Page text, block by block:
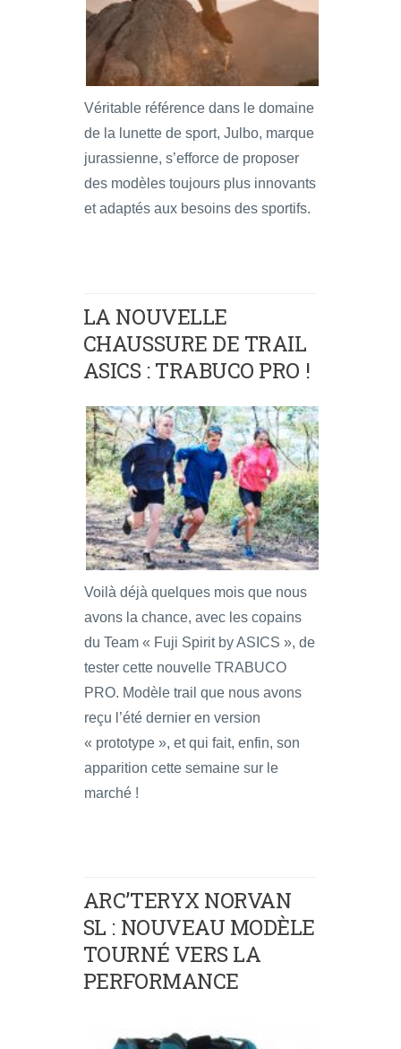
Véritable référence dans le domaine
de la lunette de sport, Julbo, marque
jurassienne, s’efforce de proposer
des modèles toujours plus innovants
et adaptés aux besoins des sportifs.
LA NOUVELLE
CHAUSSURE DE TRAIL
ASICS : TRABUCO PRO !
Voilà déjà quelques mois que nous
avons la chance, avec les copains
du Team « Fuji Spirit by ASICS », de
tester cette nouvelle TRABUCO
PRO. Modèle trail que nous avons
reçu l’été dernier en version
« prototype », et qui fait, enfin, son
apparition cette semaine sur le
marché !
ARC’TERYX NORVAN
SL : NOUVEAU MODÈLE
TOURNÉ VERS LA
PERFORMANCE